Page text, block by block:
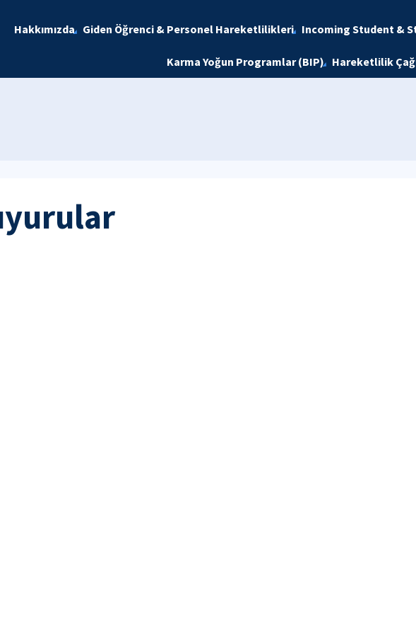
Hakkımızda Giden Öğrenci & Personel Hareketlilikleri Incoming Student &
Karma Yoğun Programlar (BIP) Hareketlilik